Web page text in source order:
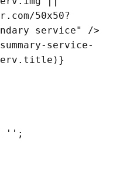
50x50?
service" />